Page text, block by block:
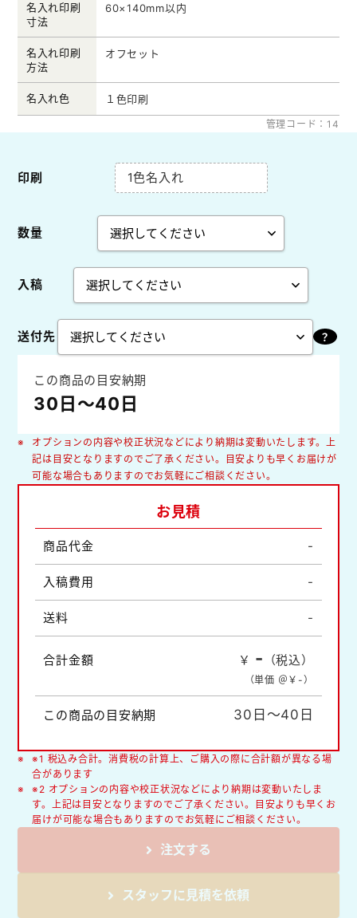
名入れ印刷
寸法
60×140mm以内
名入れ印刷
方法
オフセット
名入れ色 １色印刷
管理コード：14
印刷 1色名入れ
数量
入稿
送付先
この商品の目安納期
30日～40日
オプションの内容や校正状況などにより納期は変動いたします。上
記は目安となりますのでご了承ください。目安よりも早くお届けが
可能な場合もありますのでお気軽にご相談ください。
お見積
商品代金 -
入稿費用 -
送料 -
合計金額 ￥ - （税込）
（単価 ＠￥-）
この商品の目安納期 30日～40日
※1 税込み合計。消費税の計算上、ご購入の際に合計額が異なる場
合があります
※2 オプションの内容や校正状況などにより納期は変動いたしま
す。上記は目安となりますのでご了承ください。目安よりも早くお
届けが可能な場合もありますのでお気軽にご相談ください。
注文する
スタッフに見積を依頼